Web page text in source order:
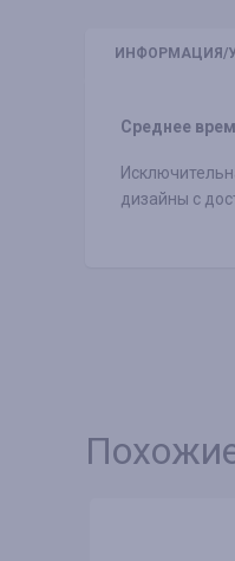
ИНФО РМАЦИЯ/
Среднее
дизайны с